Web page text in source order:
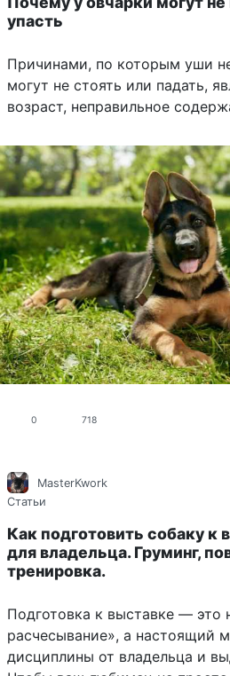
упасть
Причинами, по которым уши
могут не стоять или падать,
возраст, неправильное
0 718
MasterKwork
Статьи
Как подготовить собаку к
для владельца. Груминг,
тренировка.
Подготовка к выставке — это
расчесывание», а настоящий
дисциплины от владельца и